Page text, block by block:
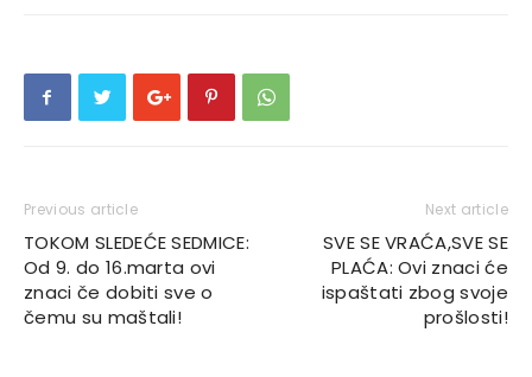
Previous article
TOKOM SLEDEĆE SEDMICE:
Od 9. do 16.marta ovi
znaci če dobiti sve o
čemu su maštali!
Next article
SVE SE VRAĆA,SVE SE
PLAĆA: Ovi znaci će
ispaštati zbog svoje
prošlosti!